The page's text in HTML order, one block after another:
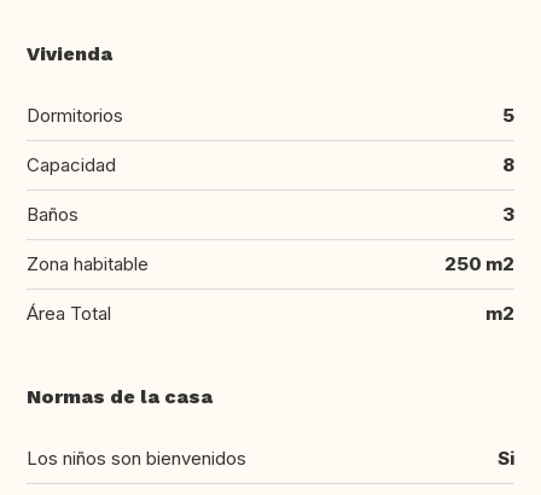
Vivienda
Dormitorios 5
Capacidad 8
Baños 3
Zona habitable 250 m2
Área Total m2
Normas de la casa
Los niños son bienvenidos Si